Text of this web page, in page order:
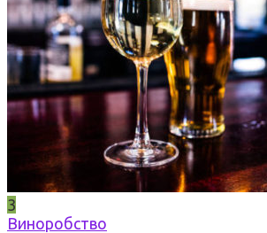
3
Виноробство